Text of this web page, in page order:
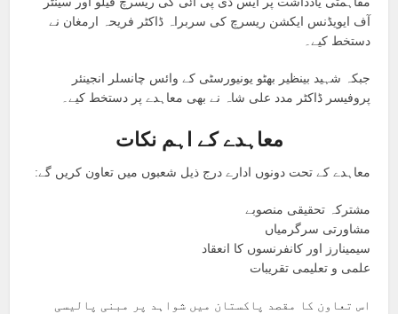
آف ایویڈنس ایکشن ریسرچ کی سربراہ ڈاکٹر فریحہ ارمغان نے
دستخط کیے۔
جبکہ شہید بینظیر بھٹو یونیورسٹی کے وائس چانسلر انجینئر
پروفیسر ڈاکٹر مدد علی شاہ نے بھی معاہدے پر دستخط کیے۔
معاہدے کے اہم نکات
معاہدے کے تحت دونوں ادارے درج ذیل شعبوں میں تعاون کریں گے:
مشترکہ تحقیقی منصوبے
مشاورتی سرگرمیاں
سیمینارز اور کانفرنسوں کا انعقاد
علمی و تعلیمی تقریبات
اس تعاون کا مقصد پاکستان میں شواہد پر مبنی پالیسی